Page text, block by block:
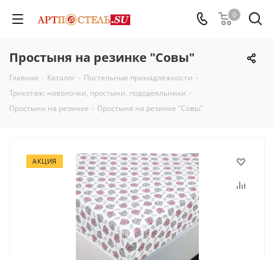
0
Простыня на резинке "Совы"
Главная - Каталог - Постельные принадлежности -
Трикотаж: наволочки, простыни, пододеяльники -
Простыни на резинке - Простыня на резинке "Совы"
АКЦИЯ